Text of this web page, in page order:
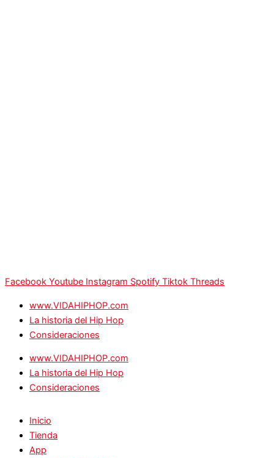
Facebook Youtube Instagram Spotify Tiktok Threads
www.VIDAHIPHOP.com
La historia del Hip Hop
Consideraciones
www.VIDAHIPHOP.com
La historia del Hip Hop
Consideraciones
Inicio
Tienda
App